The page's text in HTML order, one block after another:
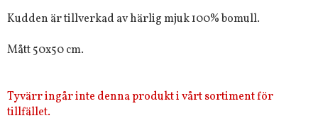
Kudden är tillverkad av härlig mjuk 100% bomull.
Mått 50x50 cm.
Tyvärr ingår inte denna produkt i vårt sortiment för
tillfället.